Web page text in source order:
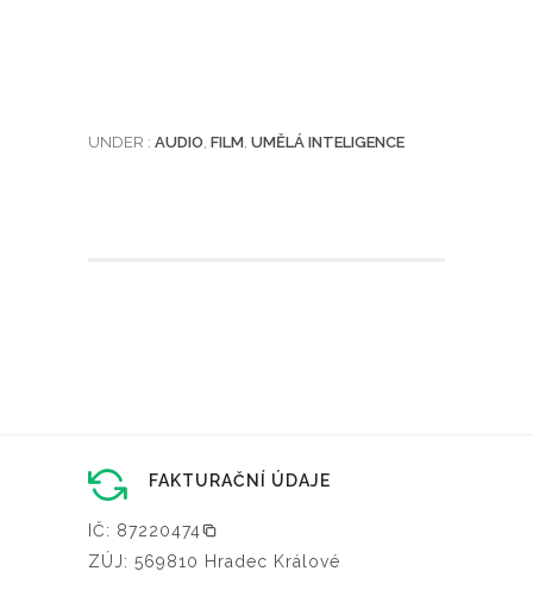
UNDER : AUDIO, FILM, UMĚLÁ INTELIGENCE
FAKTURAČNÍ ÚDAJE
IČ: 87220474
ZÚJ: 569810 Hradec Králové